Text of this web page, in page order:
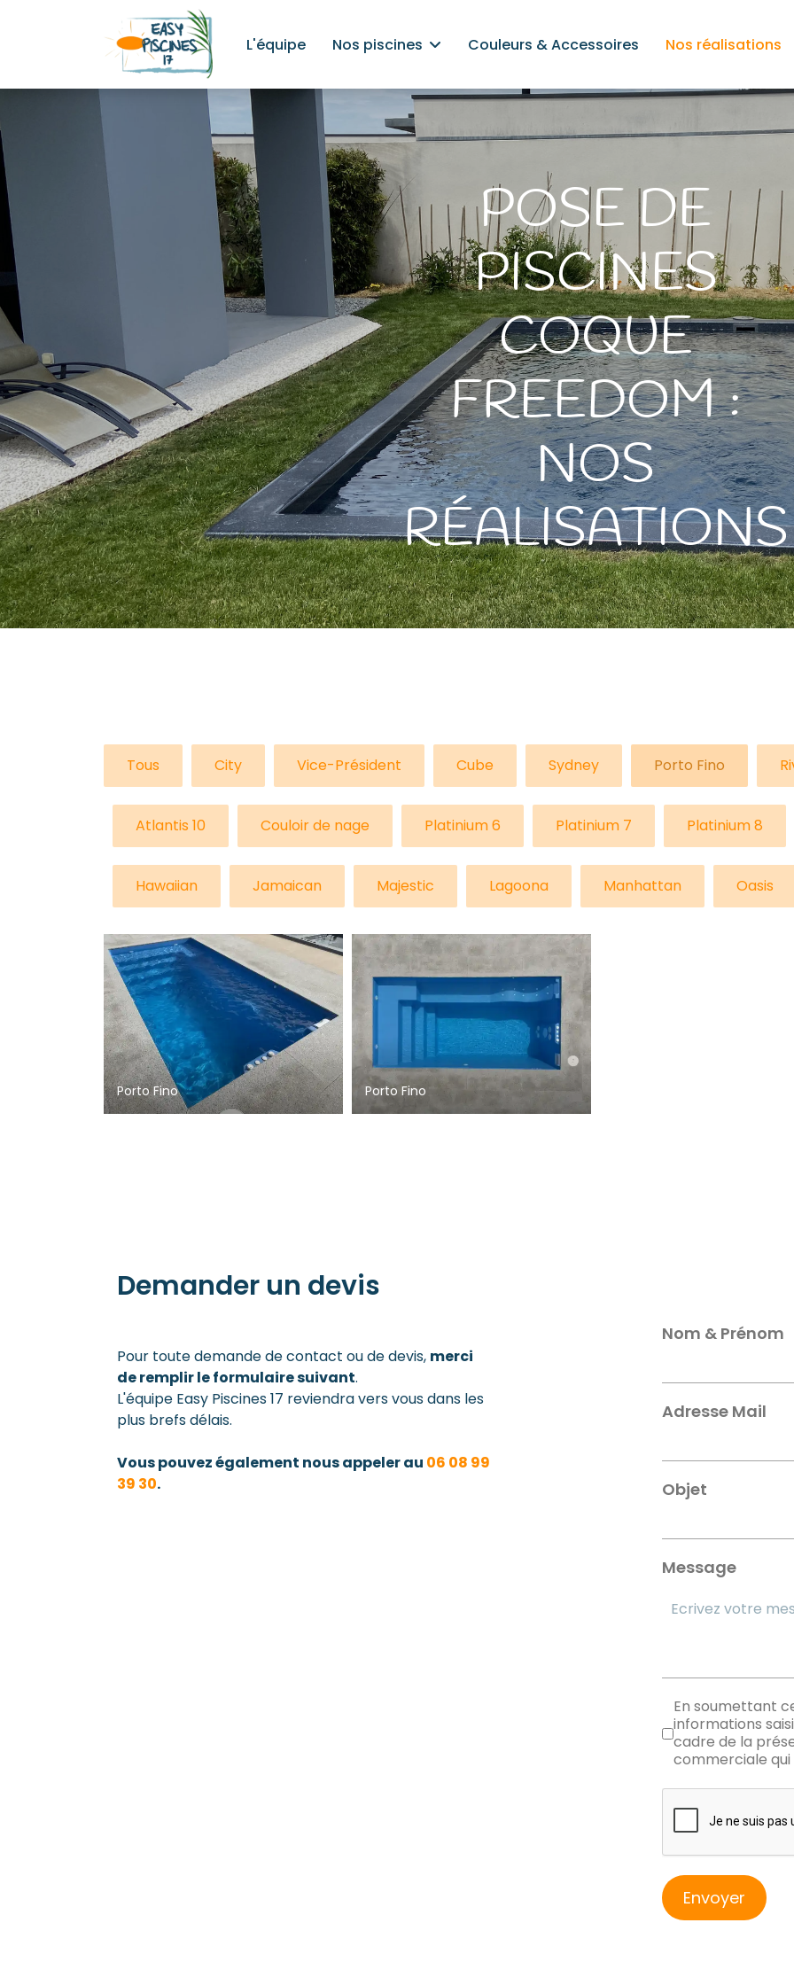
L'équipe Nos piscines Couleurs & Accessoires Nos réalisations
POSE DE
PISCINES
COQUE
FREEDOM :
NOS
RÉALISATIONS
Tous City Vice-Président Cube Sydney Porto Fino
Atlantis 10 Couloir de nage Platinium 6 Platinium 7 Platinium 8
Hawaiian Jamaican Majestic Lagoona Manhattan Oasis
Porto Fino Porto Fino
Demander un devis
Pour toute demande de contact ou de devis, merci
de remplir le formulaire suivant.
L'équipe Easy Piscines 17 reviendra vers vous dans les
plus brefs délais.
Vous pouvez également nous appeler au 06 08 99
39 30.
Nom & Prénom
Adresse Mail
Objet
Message
RGPD
En soumettant
informations
cadre de la
commerciale
reCAPTCHA
Envoyer